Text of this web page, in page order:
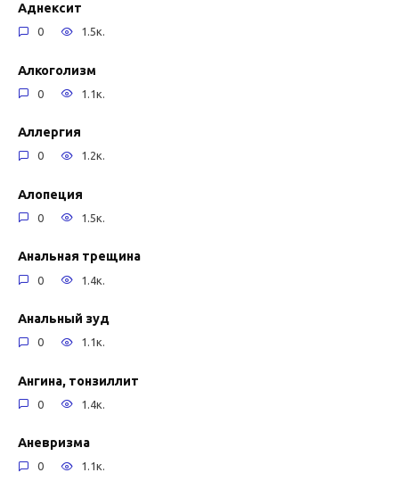
Аднексит
0 1.5к.
Алкоголизм
0 1.1к.
Аллергия
0 1.2к.
Алопеция
0 1.5к.
Анальная трещина
0 1.4к.
Анальный зуд
0 1.1к.
Ангина, тонзиллит
0 1.4к.
Аневризма
0 1.1к.